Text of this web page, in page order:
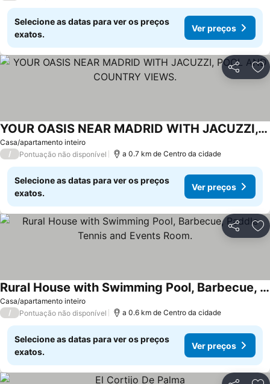
Selecione as datas para ver os preços
exatos.
Ver preços
Partilhar
Casa/apartamento inteiro
YOUR OASIS NEAR MADRID WITH JACUZZI, POOL AND COUNTRY VIEWS.
/ Pontuação não disponível a 0.7 km de Centro da cidade
Selecione as datas para ver os preços
exatos.
Ver preços
Partilhar
Casa/apartamento inteiro
Rural House with Swimming Pool, Barbecue, Paddle Tennis and Events Room.
/ Pontuação não disponível a 0.6 km de Centro da cidade
Selecione as datas para ver os preços
exatos.
Ver preços